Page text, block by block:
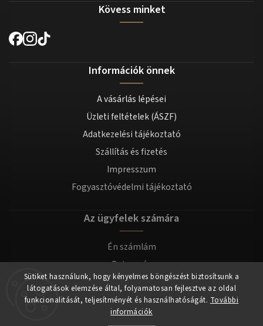
Sütiket használunk, hogy kényelmes böngészést biztosítsunk a
látogatások elemzése által, folyamatosan fejlesztve az oldal
funkcionalitását, teljesítményét és használhatóságát. További
információk
Kövess minket
Információk önnek
A vásárlás lépései
Üzleti feltételek (ÁSZF)
Adatkezelési tájékoztató
Szállítás és fizetés
Impresszum
Fogyasztóvédelmi tájékoztató
Az ügyfelek számára
Én számlám
Bejegyzés
Bejelentkezés